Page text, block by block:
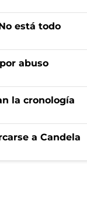
está todo
abuso
la cronología
a Candela